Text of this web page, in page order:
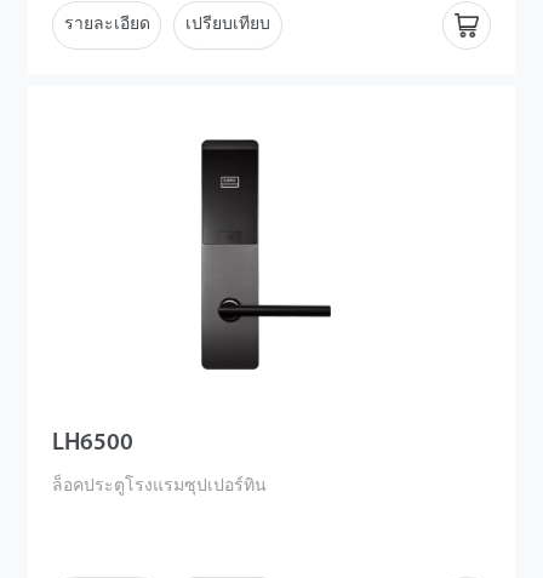
รายละเอียด เปรียบเทียบ
LH6500
ล็อคประตูโรงแรมซุปเปอร์ทิน